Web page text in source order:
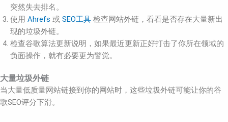
突然失去排名。
使用 Ahrefs 或 SEO工具 检查网站外链，看看是否存在大量新出
现的垃圾外链。
检查谷歌算法更新说明，如果最近更新正好打击了你所在领域的
负面操作，就有必要更为警觉。
大量垃圾外链
当大量低质量网站链接到你的网站时，这些垃圾外链可能让你的谷
歌SEO评分下滑。